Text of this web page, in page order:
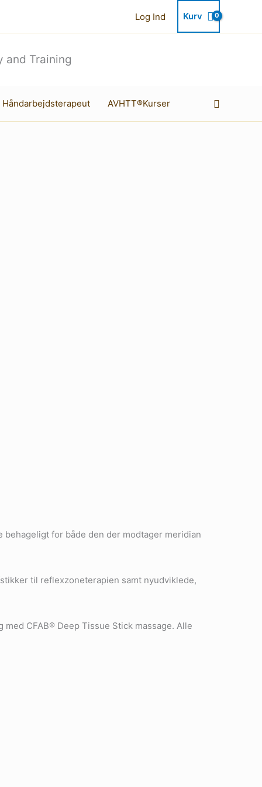
Log Ind Kurv
and Training
AVHTT®Kurser Søg
for både den der modtager meridian
til reflexzoneterapien samt nyudviklede,
CFAB® Deep Tissue Stick massage. Alle